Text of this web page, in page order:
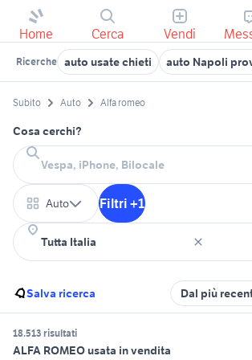
Home Cerca Vendi
Ricerche auto usate chieti auto Napoli
Subito Auto Alfa romeo
Cosa cerchi?
Auto Filtri +1
Salva ricerca Dal più
18.513 risultati
ALFA ROMEO usata in vendita